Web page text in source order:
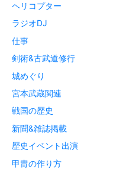
ヘリコプター
ラジオDJ
仕事
剣術&古武道修行
城めぐり
宮本武蔵関連
戦国の歴史
新聞&雑誌掲載
歴史イベント出演
甲冑の作り方